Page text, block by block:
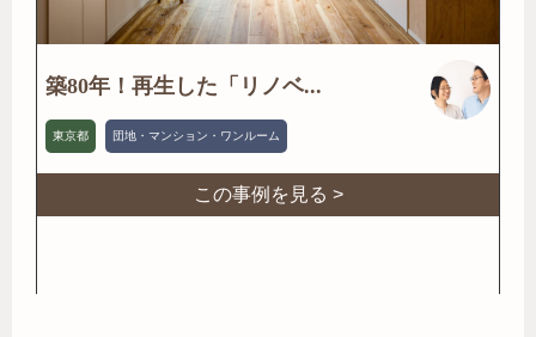
築80年！再生した「リノベ...
東京都 団地・マンション・ワンルーム
この事例を見る >